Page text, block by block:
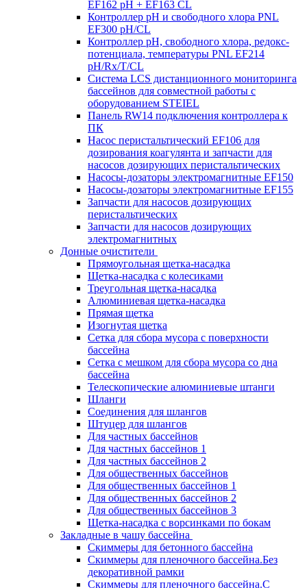
EF162 pH + EF163 CL
Контроллер рН и свободного хлора PNL
EF300 pH/CL
Контроллер рН, свободного хлора, редокс-
потенциала, температуры PNL EF214
pH/Rx/T/CL
Система LCS дистанционного мониторинга
бассейнов для совместной работы с
оборудованием STEIEL
Панель RW14 подключения контроллера к
ПК
Насос перистальтический EF106 для
дозирования коагулянта и запчасти для
насосов дозирующих перистальтических
Насосы-дозаторы электромагнитные EF150
Насосы-дозаторы электромагнитные EF155
Запчасти для насосов дозирующих
перистальтических
Запчасти для насосов дозирующих
электромагнитных
Донные очистители
Прямоугольная щетка-насадка
Щетка-насадка с колесиками
Треугольная щетка-насадка
Алюминиевая щетка-насадка
Прямая щетка
Изогнутая щетка
Сетка для сбора мусора с поверхности
бассейна
Сетка с мешком для сбора мусора со дна
бассейна
Телескопические алюминиевые штанги
Шланги
Соединения для шлангов
Штуцер для шлангов
Для частных бассейнов
Для частных бассейнов 1
Для частных бассейнов 2
Для общественных бассейнов
Для общественных бассейнов 1
Для общественных бассейнов 2
Для общественных бассейнов 3
Щетка-насадка с ворсинками по бокам
Закладные в чашу бассейна
Скиммеры для бетонного бассейна
Скиммеры для пленочного бассейна.Без
декоративной рамки
Скиммеры для пленочного бассейна.С